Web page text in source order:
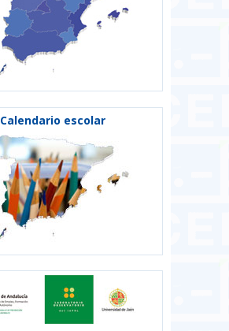
Calendario escolar